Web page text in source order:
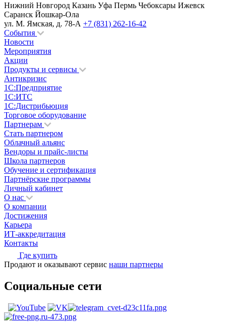
Нижний Новгород Казань Уфа Пермь Чебоксары Ижевск
Саранск Йошкар-Ола
ул. М. Ямская, д. 78-А +7 (831) 262-16-42
События
Новости
Мероприятия
Акции
Продукты и сервисы
Антикризис
1С:Предприятие
1С:ИТС
1С:Дистрибьюция
Торговое оборудование
Партнерам
Стать партнером
Облачный альянс
Вендоры и прайс-листы
Школа партнеров
Обучение и сертификация
Партнёрские программы
Личный кабинет
О нас
О компании
Достижения
Карьера
ИТ-аккредитация
Контакты
Где купить
Продают и оказывают сервис наши партнеры
Социальные сети